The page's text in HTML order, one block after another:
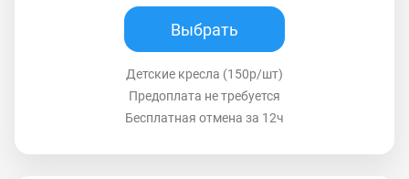
Выбрать
Детские кресла (150р/шт)
Предоплата не требуется
Бесплатная отмена за 12ч